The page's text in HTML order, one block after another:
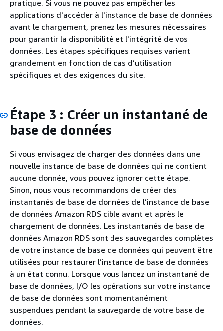
pratique. Si vous ne pouvez pas empêcher les
applications d'accéder à l'instance de base de données
avant le chargement, prenez les mesures nécessaires
pour garantir la disponibilité et l'intégrité de vos
données. Les étapes spécifiques requises varient
grandement en fonction de cas d’utilisation
spécifiques et des exigences du site.
Étape 3 : Créer un instantané de
base de données
Si vous envisagez de charger des données dans une
nouvelle instance de base de données qui ne contient
aucune donnée, vous pouvez ignorer cette étape.
Sinon, nous vous recommandons de créer des
instantanés de base de données de l’instance de base
de données Amazon RDS cible avant et après le
chargement de données. Les instantanés de base de
données Amazon RDS sont des sauvegardes complètes
de votre instance de base de données qui peuvent être
utilisées pour restaurer l’instance de base de données
à un état connu. Lorsque vous lancez un instantané de
base de données, I/O les opérations sur votre instance
de base de données sont momentanément
suspendues pendant la sauvegarde de votre base de
données.